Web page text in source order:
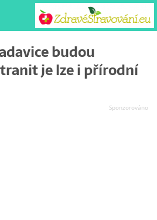
budou
je lze i přírodní